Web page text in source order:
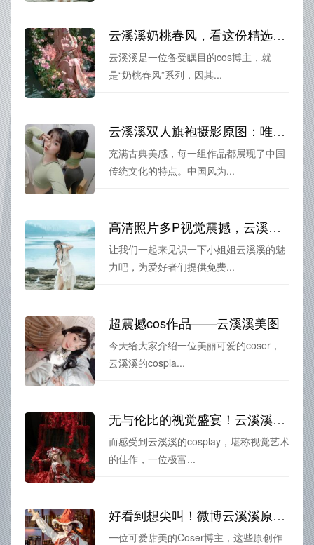
云溪溪奶桃春风，看这份精选cos作品集
云溪溪是一位备受瞩目的cos博主，就
是“奶桃春风”系列，因其...
云溪溪双人旗袍摄影原图：唯美中国风古典美女
充满古典美感，每一组作品都展现了中国
传统文化的特点。中国风为...
高清照片多P视觉震撼，云溪溪免费图包放送
让我们一起来见识一下小姐姐云溪溪的魅
力吧，为爱好者们提供免费...
超震撼cos作品——云溪溪美图
今天给大家介绍一位美丽可爱的coser，
云溪溪的cospla...
无与伦比的视觉盛宴！云溪溪作品免费观看，超越想象的美图集锦
而感受到云溪溪的cosplay，堪称视觉艺术
的佳作，一位极富...
好看到想尖叫！微博云溪溪原图原创cos作品力压群雄
一位可爱甜美的Coser博主，这些原创作